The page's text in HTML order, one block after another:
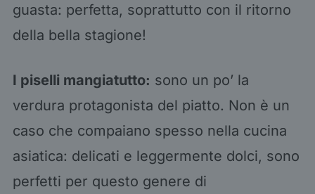
guasta: perfetta, soprattutto con il ritorno
della bella stagione!
I piselli mangiatutto: sono un po’ la
verdura protagonista del piatto. Non è un
caso che compaiano spesso nella cucina
asiatica: delicati e leggermente dolci, sono
perfetti per questo genere di